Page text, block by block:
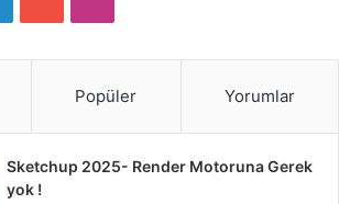
k
e
T
u
s
t
a
Popüler Yorumlar
Sketchup 2025- Render Motoruna Gerek
yok !